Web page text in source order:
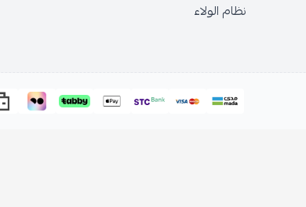
نظام الولاء